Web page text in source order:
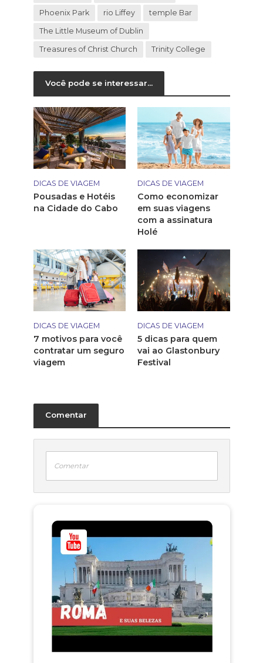
Phoenix Park rio Liffey temple Bar
The Little Museum of Dublin
Treasures of Christ Church Trinity College
Você pode se interessar...
DICAS DE VIAGEM
Pousadas e Hotéis
na Cidade do Cabo
DICAS DE VIAGEM
Como economizar
em suas viagens
com a assinatura
Holé
DICAS DE VIAGEM
7 motivos para você
contratar um seguro
viagem
DICAS DE VIAGEM
5 dicas para quem
vai ao Glastonbury
Festival
Comentar
Comentar